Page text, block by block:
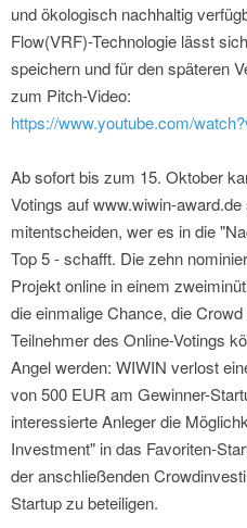
und ökologisch nachhaltig
Flow(VRF)-Technologie lässt
speichern und für den späteren
zum Pitch-Video:
https://www.youtube.com/
Ab sofort bis zum 15. Oktober
Votings auf www.wiwin-
mitentscheiden, wer es in die
Top 5 - schafft. Die zehn
Projekt online in einem
die einmalige Chance, die
Teilnehmer des Online-Votings
Angel werden: WIWIN verlost
von 500 EUR am Gewinner-
interessierte Anleger die
Investment" in das Favoriten-
der anschließenden
Startup zu beteiligen.